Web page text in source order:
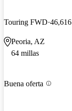
Touring FWD
Peoria, AZ
64 millas
Buena oferta